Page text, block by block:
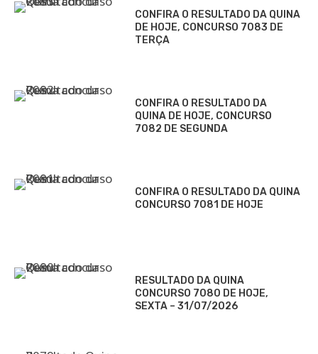
CONFIRA O RESULTADO DA QUINA
DE HOJE, CONCURSO 7083 DE
TERÇA
CONFIRA O RESULTADO DA
QUINA DE HOJE, CONCURSO
7082 DE SEGUNDA
CONFIRA O RESULTADO DA QUINA
CONCURSO 7081 DE HOJE
RESULTADO DA QUINA
CONCURSO 7080 DE HOJE,
SEXTA – 31/07/2026